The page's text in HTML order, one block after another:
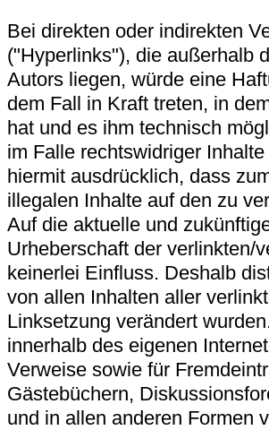
Bei direkten oder indirekten
("Hyperlinks"), die außerhalb
Autors liegen, würde eine
dem Fall in Kraft treten, in
hat und es ihm technisch
im Falle rechtswidriger
hiermit ausdrücklich, dass
illegalen Inhalte auf den zu
Auf die aktuelle und
Urheberschaft der verlinkten/
keinerlei Einfluss. Deshalb
von allen Inhalten aller
Linksetzung verändert
innerhalb des eigenen
Verweise sowie für
Gästebüchern,
und in allen anderen Formen